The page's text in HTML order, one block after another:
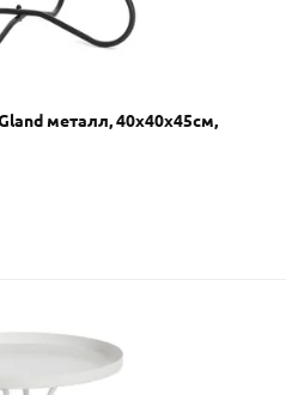
металл, 40х40х45см,